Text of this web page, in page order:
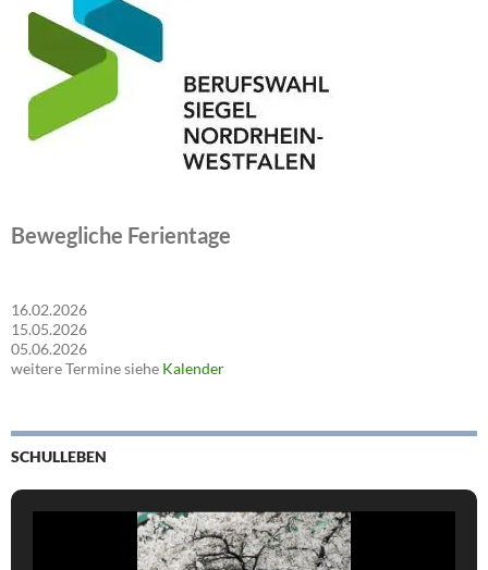
Bewegliche Ferientage
16.02.2026
15.05.2026
05.06.2026
weitere Termine siehe Kalender
SCHULLEBEN